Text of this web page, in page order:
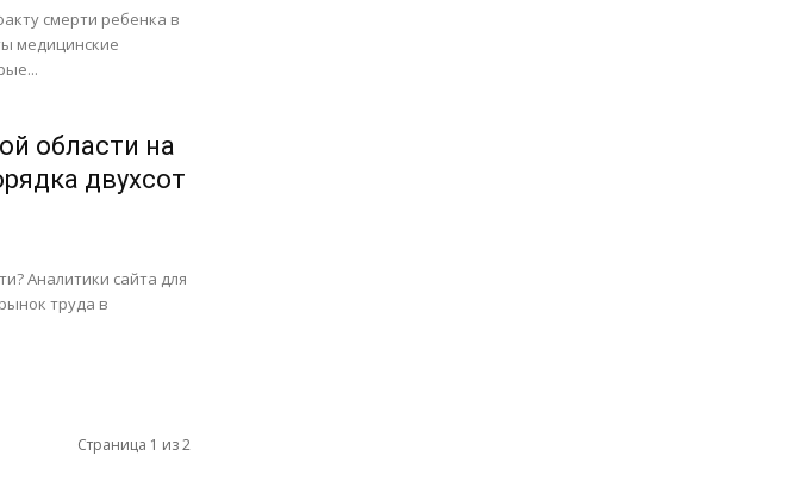
смерти ребенка в
медицинские
области на
двухсот
Аналитики сайта для
труда в
Страница 1 из 2